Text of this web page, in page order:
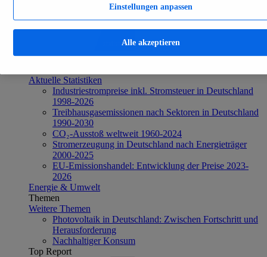
Zum Report
Energie & Umwelt
Aktuelle Statistiken
Industriestrompreise inkl. Stromsteuer in Deutschland
1998-2026
Treibhausgasemissionen nach Sektoren in Deutschland
1990-2030
CO₂-Ausstoß weltweit 1960-2024
Stromerzeugung in Deutschland nach Energieträger
2000-2025
EU-Emissionshandel: Entwicklung der Preise 2023-
2026
Energie & Umwelt
Themen
Weitere Themen
Photovoltaik in Deutschland: Zwischen Fortschritt und
Herausforderung
Nachhaltiger Konsum
Top Report
Einstellungen anpassen
Alle akzeptieren